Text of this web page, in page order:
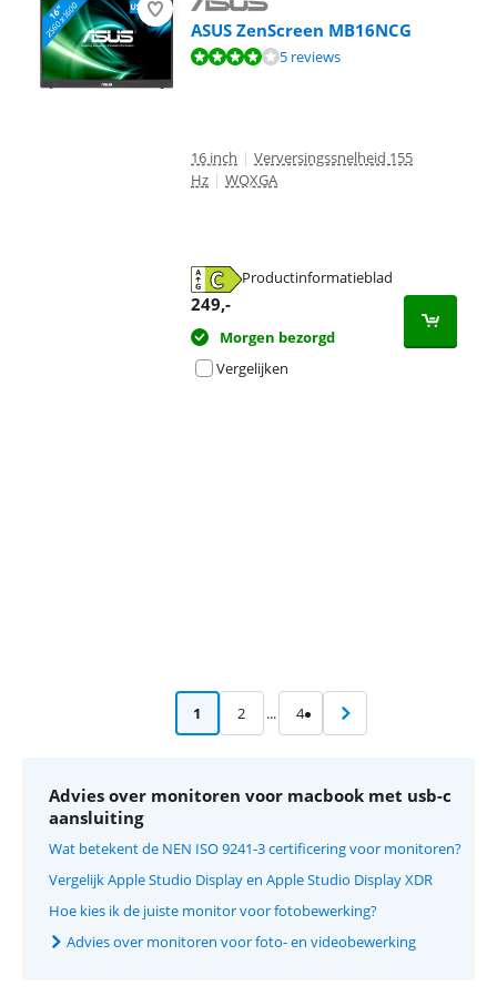
ASUS ZenScreen MB16NCG
Beoordeling is 7,6 van de 10, gebaseerd op 5 reviews.
5 reviews
16 inch | Verversingssnelheid 155
Hz | WQXGA
Productinformatieblad
249,-
Morgen bezorgd
Vergelijken
1 2 ... 4
Advies over monitoren voor macbook met usb-c
aansluiting
Wat betekent de NEN ISO 9241-3 certificering voor monitoren?
Vergelijk Apple Studio Display en Apple Studio Display XDR
Hoe kies ik de juiste monitor voor fotobewerking?
Advies over monitoren voor foto- en videobewerking